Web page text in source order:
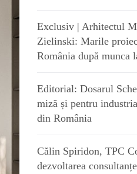
Exclusiv | Arhitectul
Zielinski: Marile
România după munca
Editorial: Dosarul
miză și pentru
din România
Călin Spiridon, TPC
dezvoltarea